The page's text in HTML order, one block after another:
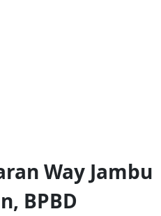
Way Jambu
BPBD